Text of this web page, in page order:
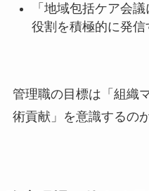
「地域包括ケア会
役割を積極的に発信
管理職の目標は「組織
術貢献」を意識するの